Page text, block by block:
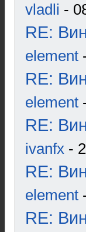
vladli -
RE:
element
RE:
element
RE:
ivanfx -
RE:
element
RE: